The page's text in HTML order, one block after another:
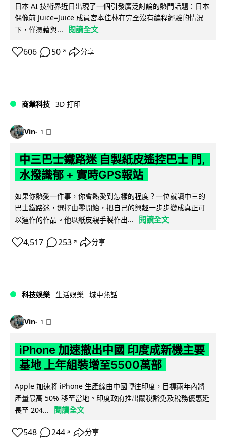
日本 AI 技術界近日出現了一個引發廣泛討論的熱門話題：日本
偶像前 Juice=Juice 成員宮本佳林在完全沒有編程經驗的情況
下，僅憑藉與...
閱讀全文
606 50 ↗ 分享
商業科技 3D 打印
Vin 1 日
中三巴士鐵路迷 自製紙皮遙控巴士 門,
水撥識郁 + 實時GPS報站
如果你熱愛一件事，你會熱愛到怎樣的程度？一位就讀中三的
巴士鐵路迷，選擇由零開始，把自己的興趣一步步變成真正可
以運作的作品。他以紙皮親手製作出...
閱讀全文
4,517 253 ↗ 分享
科技娛樂 生活娛樂 城中熱話
Vin 1 日
iPhone 加速撤出中國 印度成新機主要
基地 上年組裝增至5500萬部
Apple 加速將 iPhone 生產線由中國轉往印度，目標兩年內將
產量最高 50% 移至當地。印度政府推出關稅豁免及稅務優惠延
長至 204...
閱讀全文
548 244 ↗ 分享